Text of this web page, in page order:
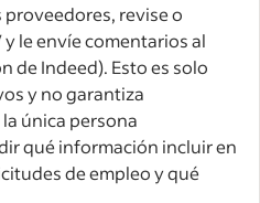
proveedores, revise o
y le envíe comentarios al
de Indeed). Esto es solo
y no garantiza
única persona
qué información incluir en
de empleo y qué